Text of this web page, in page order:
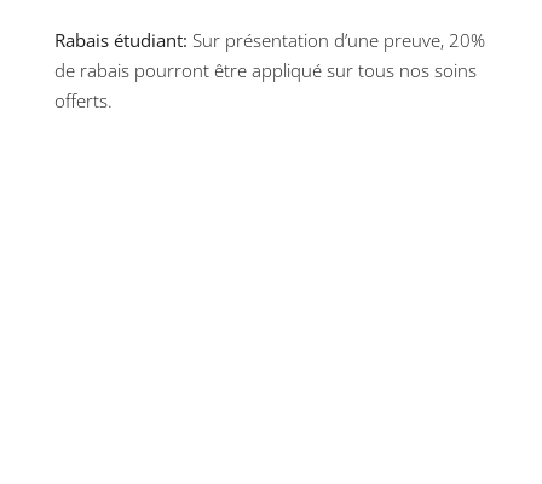
Rabais étudiant: Sur présentation d’une preuve, 20%
de rabais pourront être appliqué sur tous nos soins
offerts.